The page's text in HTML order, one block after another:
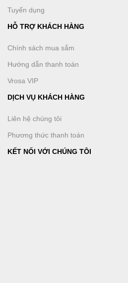
Tuyển dụng
HỖ TRỢ KHÁCH HÀNG
Chính sách mua sắm
Hướng dẫn thanh toán
Vrosa VIP
DỊCH VỤ KHÁCH HÀNG
Liên hệ chúng tôi
Phương thức thanh toán
KẾT NỐI VỚI CHÚNG TÔI